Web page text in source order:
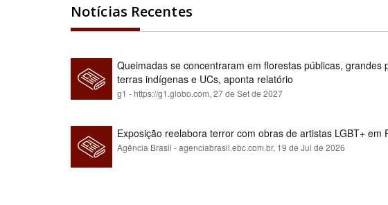
Notícias Recentes
Queimadas se concentraram em florestas públicas, grandes
terras indígenas e UCs, aponta relatório
g1 - https://g1.globo.com, 27 de Set de 2027
Exposição reelabora terror com obras de artistas LGBT+ em
Agência Brasil - agenciabrasil.ebc.com.br, 19 de Jul de 2026